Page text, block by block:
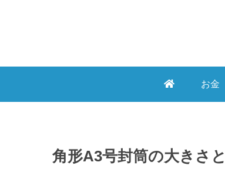
お金
角形A3号封筒の大きさ